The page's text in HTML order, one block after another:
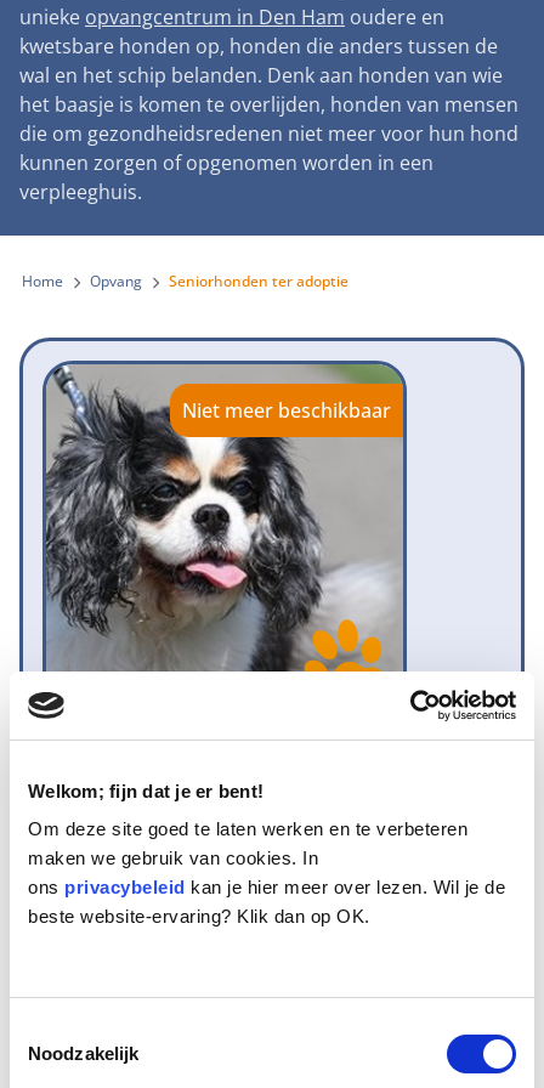
Welkom; fijn dat je er bent!
Om deze site goed te laten werken en te verbeteren
maken we gebruik van cookies. In
ons privacybeleid kan je hier meer over lezen. Wil je de
beste website-ervaring? Klik dan op OK.
Noodzakelijk
Landelijke registratie bijtincidenten
Verantwoord fokbeleid
Landelijk vuurwerkverbod
Verplichte pre-aanschaf cursus
Gemeentelijk meldpunt bijtincidenten
Bescherming tegen grasaren
Lezingen
Symposium Gemeentelijk Dierenbeleid
Teken onze petitie
Steun als bedrijf
Adopteer een seniorhond
Sponsor een seniorhond
Steun als vrijwilliger
Honden voor Honden Loop
Vraag een donatiebox aan
Wat wij doen
Onze organisatie
Samenwerking
Jaarverslag
Vacatures
Donateursmagazine Hond
Onze successen voor honden
Contactgegevens
Pers
Nieuws
Nieuwsbrief
Incassodata
Zoeken
unieke opvangcentrum in Den Ham oudere en
kwetsbare honden op, honden die anders tussen de
wal en het schip belanden. Denk aan honden van wie
het baasje is komen te overlijden, honden van mensen
die om gezondheidsredenen niet meer voor hun hond
kunnen zorgen of opgenomen worden in een
verpleeghuis.
Home Opvang Seniorhonden ter adoptie
Niet meer beschikbaar
Leeftijd: 12
Ras/type:
Cavalier King Charles Spaniel
Geslacht:
Teef
Reden opvang:
Overlijden eigenaar
Hoeveel dagen te gast geweest: 38 dagen
Een Cavaliertje in driekleurige vacht met de chique stamboomnaam
‘Daisy of an Excellent Choice’, maar voor vrienden volstaat Daisy ook.